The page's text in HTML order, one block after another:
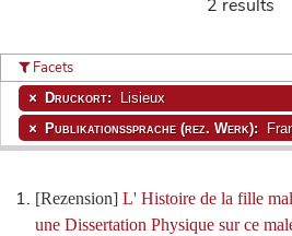
2 results
[Rezension] L' Histoire de la fille
une Dissertation Physique sur ce
Facets
Druckort: Lisieux
Publikationssprache (rez. Werk):